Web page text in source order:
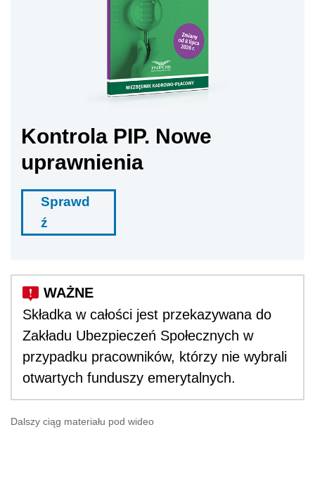
Kontrola PIP. Nowe
uprawnienia
Sprawd
ź
Składka w całości jest przekazywana do
Zakładu Ubezpieczeń Społecznych w
przypadku pracowników, którzy nie wybrali
otwartych funduszy emerytalnych.
Dalszy ciąg materiału pod wideo